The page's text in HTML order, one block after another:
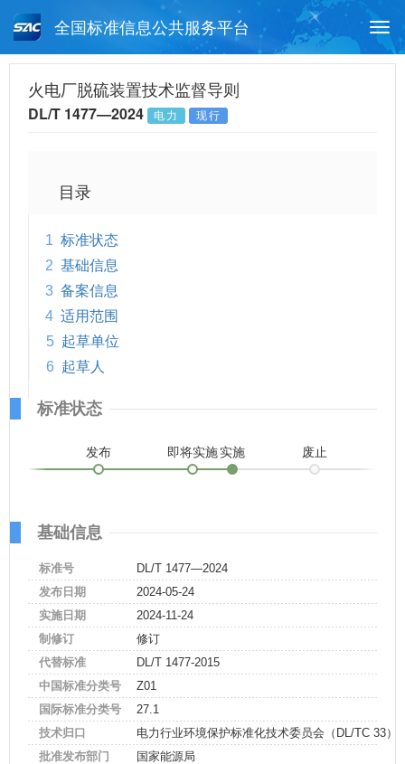
全国标准信息公共服务平台
月报查询 标准公告查询
火电厂脱硫装置技术监督导则
DL/T 1477—2024 电力 现行
目录
1 标准状态
2 基础信息
3 备案信息
4 适用范围
5 起草单位
6 起草人
标准状态
发布 即将实施实施 废止
基础信息
标准号
DL/T 1477—2024
发布日期
2024-05-24
实施日期
2024-11-24
制修订
修订
代替标准
DL/T 1477-2015
中国标准分类号
Z01
国际标准分类号
27.1
技术归口
电力行业环境保护标准化技术委员会（DL/TC 33）
批准发布部门
国家能源局